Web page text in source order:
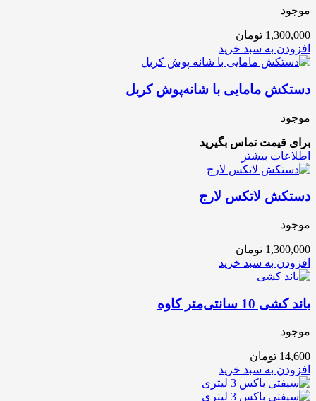
موجود
1,300,000 تومان
افزودن به سبد خرید
دستکش مامایی با شانه‌پوش کربل
موجود
برای قیمت تماس بگیرید
اطلاعات بیشتر
دستکش لاتکس لارج
موجود
1,300,000 تومان
افزودن به سبد خرید
باند کشی 10 سانتی‌متر کاوه
موجود
14,600 تومان
افزودن به سبد خرید